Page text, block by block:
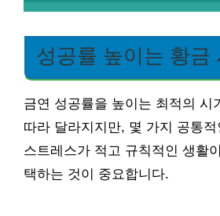
성공률 높이는 황금
금연 성공률을 높이는 최적의 시
따라 달라지지만, 몇 가지 공통
스트레스가 적고 규칙적인 생활
택하는 것이 중요합니다.